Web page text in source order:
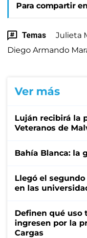
Para compartir
Temas
Julieta
Diego Armando
Ver más
Luján recibirá la
Veteranos de
Bahía Blanca: la
Llegó el
en las
Definen qué uso
ingresen por la
Cargas